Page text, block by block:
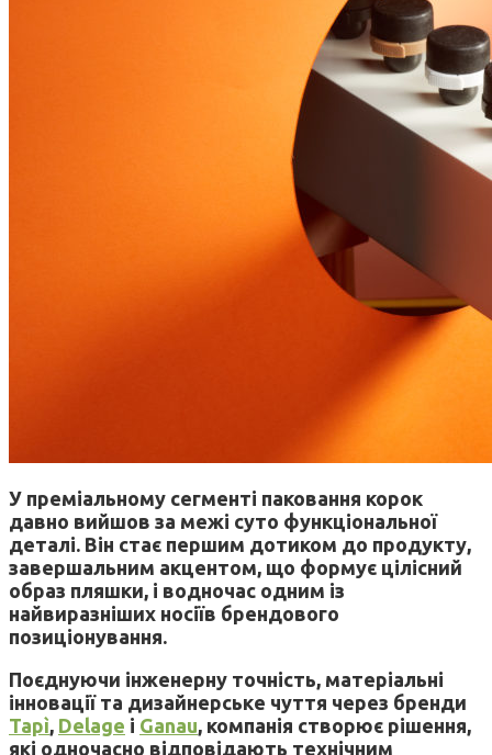
У преміальному сегменті паковання корок
давно вийшов за межі суто функціональної
деталі. Він стає першим дотиком до продукту,
завершальним акцентом, що формує цілісний
образ пляшки, і водночас одним із
найвиразніших носіїв брендового
позиціонування.
Поєднуючи інженерну точність, матеріальні
інновації та дизайнерське чуття через бренди
Tapì, Delage і Ganau, компанія створює рішення,
які одночасно відповідають технічним